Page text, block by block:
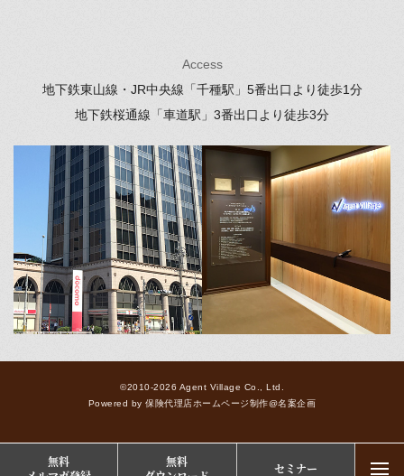
Access
地下鉄東山線・JR中央線「千種駅」 5番出口より徒歩1分
地下鉄桜通線「車道駅」 3番出口より徒歩3分
©2010-2026 Agent Village Co., Ltd.
Powered by保険代理店ホームページ制作@名案企画
無料
無料
セミナー